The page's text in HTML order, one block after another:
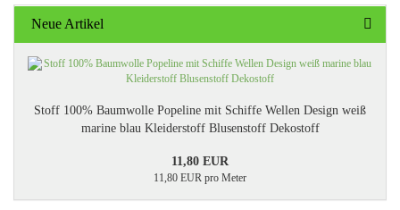
Neue Artikel
Stoff 100% Baumwolle Popeline mit Schiffe Wellen Design weiß
marine blau Kleiderstoff Blusenstoff Dekostoff
11,80 EUR
11,80 EUR pro Meter